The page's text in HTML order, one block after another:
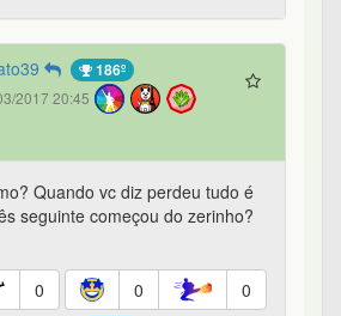
186º
2017 20:45
Quando vc diz perdeu tudo é
seguinte começou do zerinho?
0 0 0